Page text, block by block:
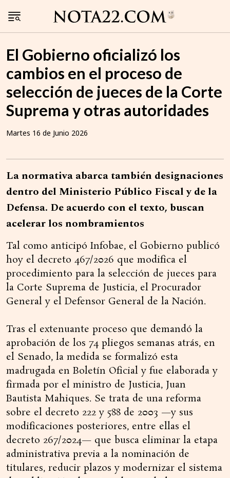
El Gobierno oficializó los
cambios en el proceso de
selección de jueces de la Corte
Suprema y otras autoridades
Martes 16 de Junio 2026
La normativa abarca también designaciones
dentro del Ministerio Público Fiscal y de la
Defensa. De acuerdo con el texto, buscan
acelerar los nombramientos
Tal como anticipó Infobae, el Gobierno publicó
hoy el decreto 467/2026 que modifica el
procedimiento para la selección de jueces para
la Corte Suprema de Justicia, el Procurador
General y el Defensor General de la Nación.
Tras el extenuante proceso que demandó la
aprobación de los 74 pliegos semanas atrás, en
el Senado, la medida se formalizó esta
madrugada en Boletín Oficial y fue elaborada y
firmada por el ministro de Justicia, Juan
Bautista Mahiques. Se trata de una reforma
sobre el decreto 222 y 588 de 2003 —y sus
modificaciones posteriores, entre ellas el
decreto 267/2024— que busca eliminar la etapa
administrativa previa a la nominación de
titulares, reducir plazos y modernizar el sistema